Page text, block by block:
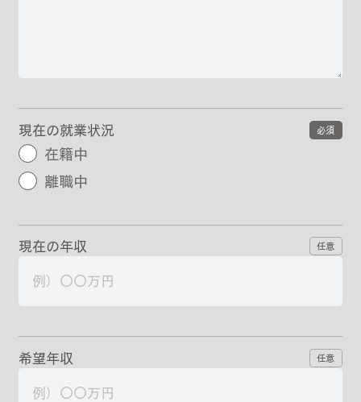
現在の就業状況 必須
在籍中
離職中
現在の年収 任意
希望年収 任意